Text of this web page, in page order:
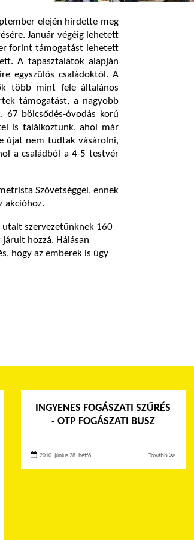
elején hirdette meg
Január végéig lehetett
forint támogatást lehetett
A tapasztalatok alapján
egyszülős családoktól. A
több mint fele általános
támogatást, a nagyobb
67 bölcsődés-óvodás korú
is találkoztunk, ahol már
újat nem tudtak vásárolni,
a családból a 4-5 testvér
Szövetséggel, ennek
akcióhoz.
szervezetünknek 160
hozzá. Hálásan
hogy az emberek is úgy
INGYENES FOGÁSZATI SZŰRÉS
- OTP FOGÁSZATI BUSZ
2010. június 28. hétfő Tovább ≫